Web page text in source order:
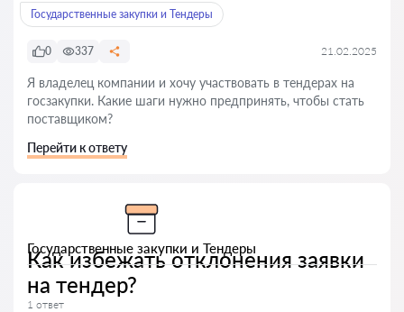
Государственные закупки и Тендеры
0 337 21.02.2025
Я владелец компании и хочу участвовать в тендерах на
госзакупки. Какие шаги нужно предпринять, чтобы стать
поставщиком?
Перейти к ответу
Государственные закупки и Тендеры
Как избежать отклонения заявки
на тендер?
1 ответ